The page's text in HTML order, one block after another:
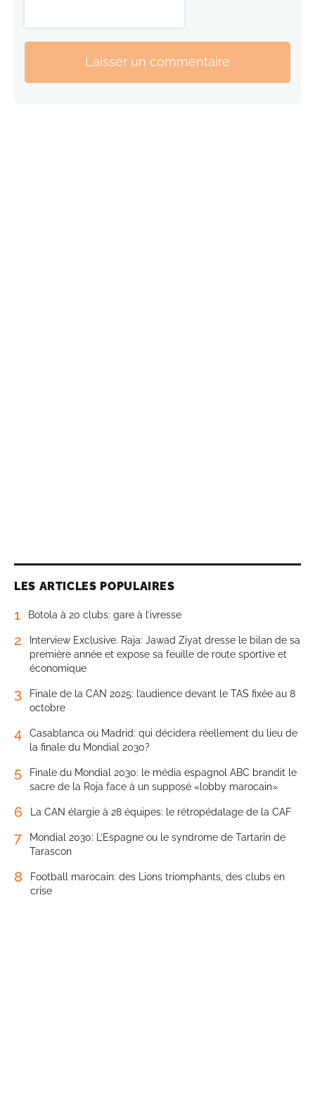
Laisser un commentaire
LES ARTICLES POPULAIRES
1 Botola à 20 clubs: gare à l’ivresse
2
Interview Exclusive. Raja: Jawad Ziyat dresse le bilan de sa
première année et expose sa feuille de route sportive et
économique
3
Finale de la CAN 2025: l’audience devant le TAS fixée au 8
octobre
4
Casablanca ou Madrid: qui décidera réellement du lieu de
la finale du Mondial 2030?
5
Finale du Mondial 2030: le média espagnol ABC brandit le
sacre de la Roja face à un supposé «lobby marocain»
6 La CAN élargie à 28 équipes: le rétropédalage de la CAF
7
Mondial 2030: L’Espagne ou le syndrome de Tartarin de
Tarascon
8
Football marocain: des Lions triomphants, des clubs en
crise